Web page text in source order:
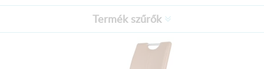
Termék szűrők